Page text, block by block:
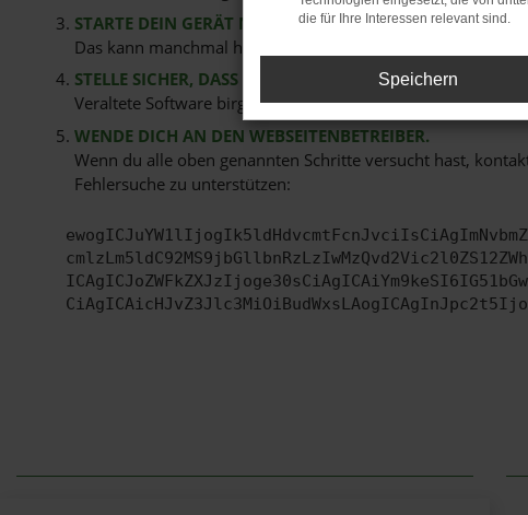
STARTE DEIN GERÄT NEU.
Das kann manchmal helfen, vorübergehende Probleme zu
STELLE SICHER, DASS DEIN BROWSER UND DEIN
Veraltete Software birgt nicht nur ein Sicherheitsrisiko,
WENDE DICH AN DEN WEBSEITENBETREIBER.
Wenn du alle oben genannten Schritte versucht hast,
Fehlersuche zu unterstützen:
die für Ihre Interessen relevant sind.
Speichern